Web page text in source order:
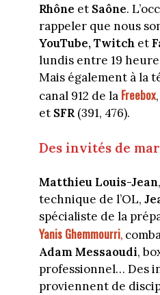
Rhône et Saône.
rappeler que nous
YouTube, Twitchet
lundis entre 19
Mais également à la
canal 912 de la Freebox
et SFR (391, 476).
Des invités de
Matthieu Louis-Jean
technique de l’OL,
spécialiste de la
Yanis Ghemmourri,
Adam Messaoudi,
professionnel… Des
proviennent de